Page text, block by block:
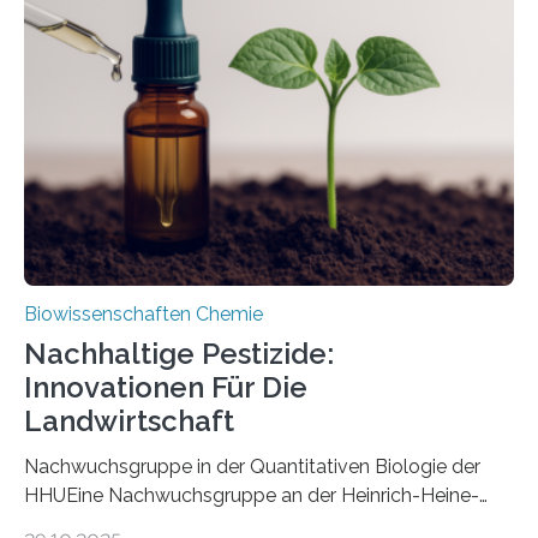
ausgezeichnetem Zustand erhalten. Es konnte als neue
Art einer neuen Gattung beschrieben werden und trägt
nun den Namen Cretosabethes primaevus. Dieser erste
fossile Nachweis einer Stechmückenlarve in Bernstein
stellt gleichzeitig den ersten Fossilfund einer
Mückenlarve aus dem Mesozoikum dar, denn…
Biowissenschaften Chemie
Nachhaltige Pestizide:
Innovationen Für Die
Landwirtschaft
Nachwuchsgruppe in der Quantitativen Biologie der
HHUEine Nachwuchsgruppe an der Heinrich-Heine-